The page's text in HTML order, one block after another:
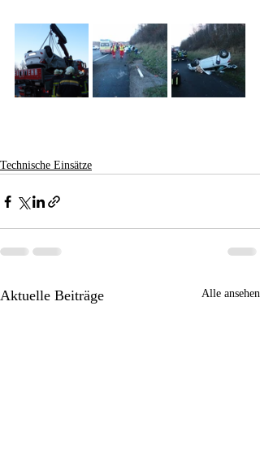
Technische Einsätze
Aktuelle Beiträge Alle ansehen